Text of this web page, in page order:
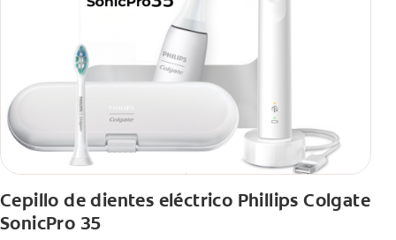
Cepillo de dientes eléctrico Phillips Colgate
SonicPro 35